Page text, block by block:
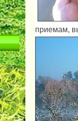
приемам,